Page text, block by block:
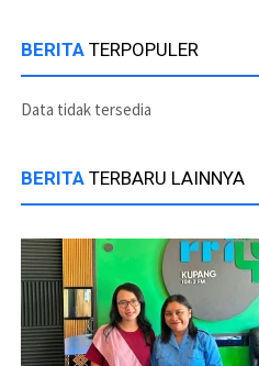
BERITA TERPOPULER
Data tidak tersedia
BERITA TERBARU LAINNYA